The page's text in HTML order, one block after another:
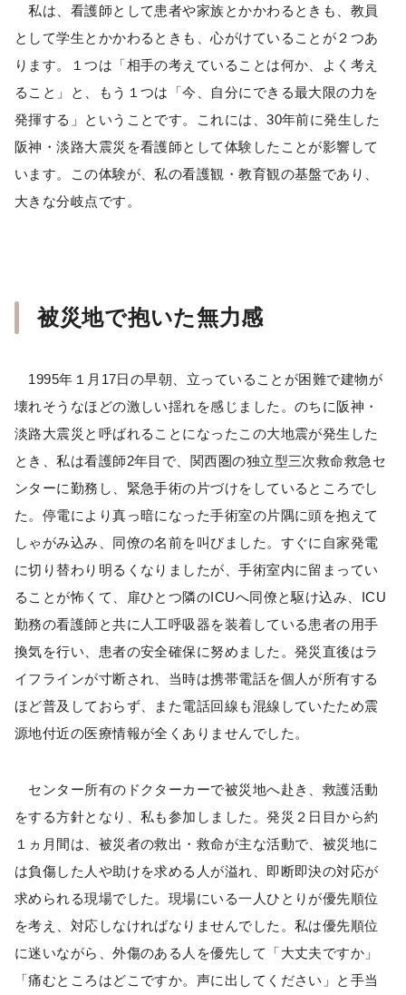
私は、看護師として患者や家族とかかわるときも、教員
として学生とかかわるときも、心がけていることが２つあ
ります。１つは「相手の考えていることは何か、よく考え
ること」と、もう１つは「今、自分にできる最大限の力を
発揮する」ということです。これには、30年前に発生した
阪神・淡路大震災を看護師として体験したことが影響して
います。この体験が、私の看護観・教育観の基盤であり、
大きな分岐点です。
被災地で抱いた無力感
1995年１月17日の早朝、立っていることが困難で建物が
壊れそうなほどの激しい揺れを感じました。のちに阪神・
淡路大震災と呼ばれることになったこの大地震が発生した
とき、私は看護師2年目で、関西圏の独立型三次救命救急セ
ンターに勤務し、緊急手術の片づけをしているところでし
た。停電により真っ暗になった手術室の片隅に頭を抱えて
しゃがみ込み、同僚の名前を叫びました。すぐに自家発電
に切り替わり明るくなりましたが、手術室内に留まってい
ることが怖くて、扉ひとつ隣のICUへ同僚と駆け込み、ICU
勤務の看護師と共に人工呼吸器を装着している患者の用手
換気を行い、患者の安全確保に努めました。発災直後はラ
イフラインが寸断され、当時は携帯電話を個人が所有する
ほど普及しておらず、また電話回線も混線していたため震
源地付近の医療情報が全くありませんでした。
センター所有のドクターカーで被災地へ赴き、救護活動
をする方針となり、私も参加しました。発災２日目から約
１ヵ月間は、被災者の救出・救命が主な活動で、被災地に
は負傷した人や助けを求める人が溢れ、即断即決の対応が
求められる現場でした。現場にいる一人ひとりが優先順位
を考え、対応しなければなりませんでした。私は優先順位
に迷いながら、外傷のある人を優先して「大丈夫ですか」
「痛むところはどこですか。声に出してください」と手当